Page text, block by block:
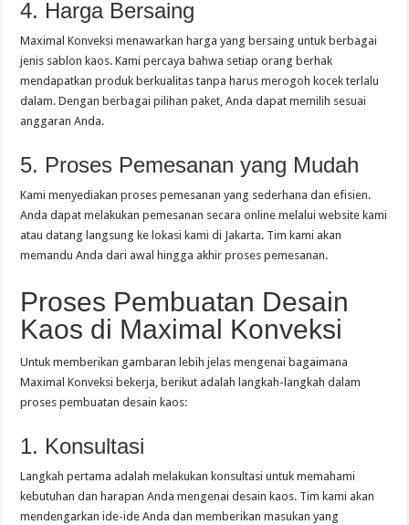
4. Harga Bersaing
Maximal Konveksi menawarkan harga yang bersaing untuk berbagai
jenis sablon kaos. Kami percaya bahwa setiap orang berhak
mendapatkan produk berkualitas tanpa harus merogoh kocek terlalu
dalam. Dengan berbagai pilihan paket, Anda dapat memilih sesuai
anggaran Anda.
5. Proses Pemesanan yang Mudah
Kami menyediakan proses pemesanan yang sederhana dan efisien.
Anda dapat melakukan pemesanan secara online melalui website kami
atau datang langsung ke lokasi kami di Jakarta. Tim kami akan
memandu Anda dari awal hingga akhir proses pemesanan.
Proses Pembuatan Desain
Kaos di Maximal Konveksi
Untuk memberikan gambaran lebih jelas mengenai bagaimana
Maximal Konveksi bekerja, berikut adalah langkah-langkah dalam
proses pembuatan desain kaos:
1. Konsultasi
Langkah pertama adalah melakukan konsultasi untuk memahami
kebutuhan dan harapan Anda mengenai desain kaos. Tim kami akan
mendengarkan ide-ide Anda dan memberikan masukan yang